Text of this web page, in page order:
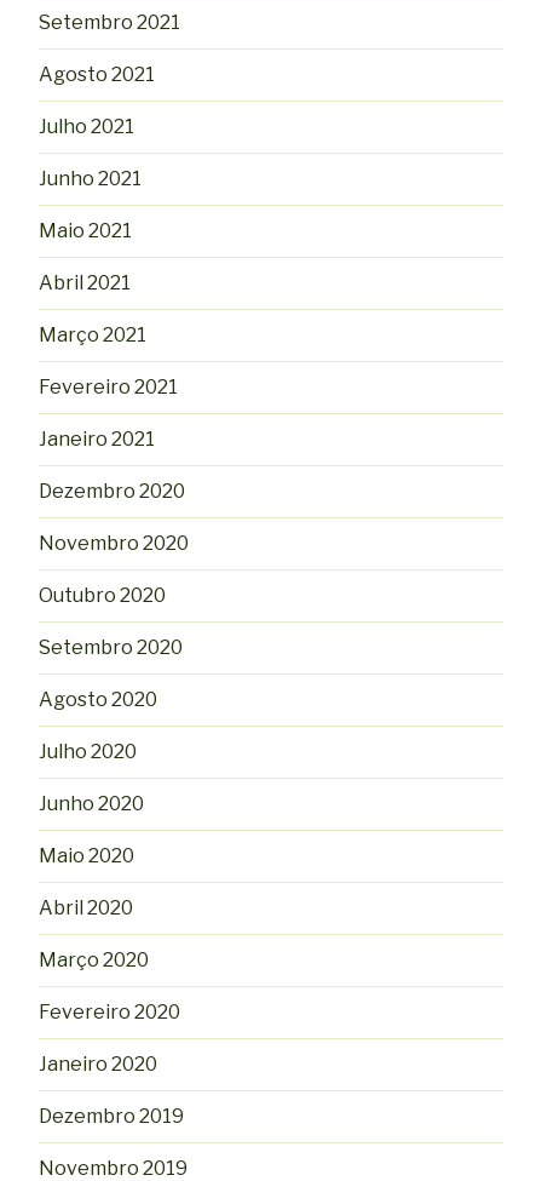
Setembro 2021
Agosto 2021
Julho 2021
Junho 2021
Maio 2021
Abril 2021
Março 2021
Fevereiro 2021
Janeiro 2021
Dezembro 2020
Novembro 2020
Outubro 2020
Setembro 2020
Agosto 2020
Julho 2020
Junho 2020
Maio 2020
Abril 2020
Março 2020
Fevereiro 2020
Janeiro 2020
Dezembro 2019
Novembro 2019